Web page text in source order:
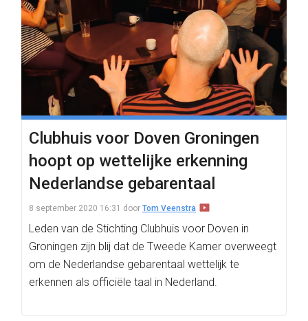
Clubhuis voor Doven Groningen
hoopt op wettelijke erkenning
Nederlandse gebarentaal
8 september 2020 16:31 door Tom Veenstra
Leden van de Stichting Clubhuis voor Doven in
Groningen zijn blij dat de Tweede Kamer overweegt
om de Nederlandse gebarentaal wettelijk te
erkennen als officiële taal in Nederland.